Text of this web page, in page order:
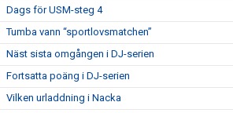
Dags för USM-steg 4
Tumba vann “sportlovsmatchen”
Näst sista omgången i DJ-serien
Fortsatta poäng i DJ-serien
Vilken urladdning i Nacka